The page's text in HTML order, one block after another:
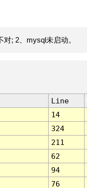
; 2、mysql未启动。
Line
14
324
211
62
94
76